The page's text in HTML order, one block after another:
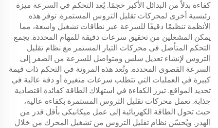
كفاءة بدلاً من البدائل الأكبر حجمًا. يُعد التحكم في السرعة ميزة
رئيسية أخرى لمحركات تقليل التروس المستمرة. توفر هذه
الأنظمة تنظيمًا دقيقًا للسرعة عبر نطاقات تشغيل واسعة، مما
يمكن المشغلين من تحقيق سرعات دقيقة للمهام المحددة. يجمع
التحكم المتأصل في محركات التيار المستمر مع نظام تقليل
التروس لإنشاء تعديل سلس ومتواصل للسرعة من الصفر إلى
السرعة القصوى المحددة. وتُعد هذه المرونة في التحكم ذات قيمة
كبيرة في العمليات التي تتطلب سرعات متغيرة أو دقة عالية في
تحديد المواقع. تبرز الكفاءة في استهلاك الطاقة كفائدة اقتصادية
جذابة. تعمل محركات تقليل التروس المستمرة بكفاءة عالية،
حيث تحول الطاقة الكهربائية إلى عمل ميكانيكي بأقل قدر من
الهدر. ويُحسّن نظام تقليل التروس من تشغيل المحرك من خلال